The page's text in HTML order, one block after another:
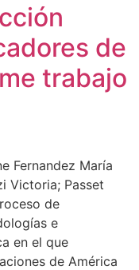
de
trabajo
Fernandez María
Victoria; Passet
de
e
en el que
de América